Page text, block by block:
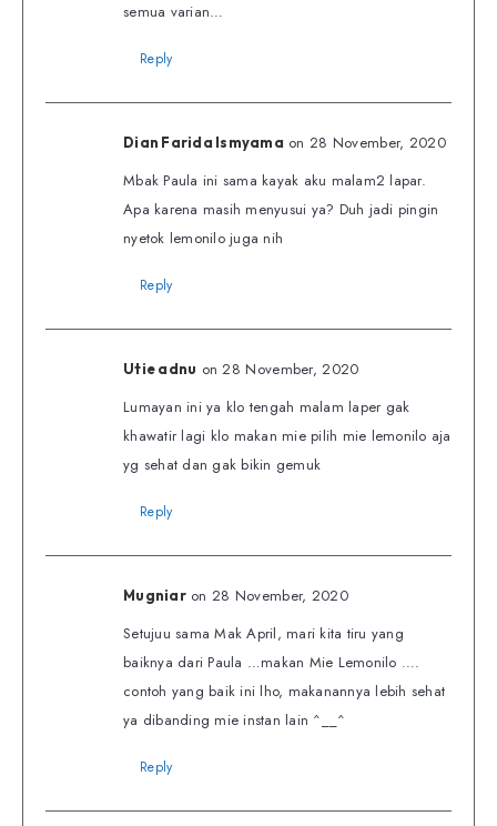
semua varian…
Reply
Dian Farida Ismyama on 28 November, 2020
Mbak Paula ini sama kayak aku malam2 lapar.
Apa karena masih menyusui ya? Duh jadi pingin
nyetok lemonilo juga nih
Reply
Utie adnu on 28 November, 2020
Lumayan ini ya klo tengah malam laper gak
khawatir lagi klo makan mie pilih mie lemonilo aja
yg sehat dan gak bikin gemuk
Reply
Mugniar on 28 November, 2020
Setujuu sama Mak April, mari kita tiru yang
baiknya dari Paula …makan Mie Lemonilo ….
contoh yang baik ini lho, makanannya lebih sehat
ya dibanding mie instan lain ^__^
Reply